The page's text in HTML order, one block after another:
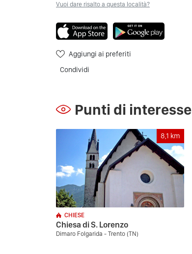
Vuoi dare risalto a questa località?
Aggiungi ai preferiti
Condividi
Punti di interesse
8,1 km
CHIESE
Chiesa di S. Lorenzo
Dimaro Folgarida - Trento (TN)